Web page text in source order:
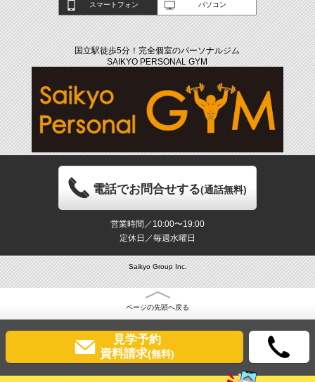
スマートフォン パソコン
国立駅徒歩5分！完全個室のパーソナルジム
SAIKYO PERSONAL GYM
電話でお問合せする(通話無料)
営業時間／10:00〜19:00
定休日／毎週水曜日
Saikyo Group Inc.
ページの先頭へ戻る
見学予約
資料請求(無料)